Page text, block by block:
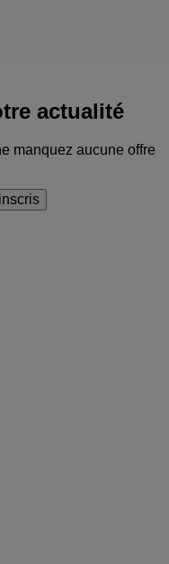
actualité
manquez aucune offre